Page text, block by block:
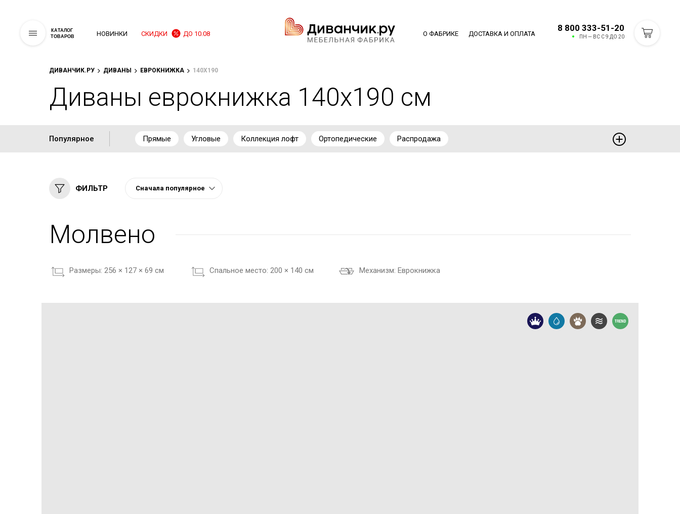
КАТАЛОГ
ТОВАРОВ
НОВИНКИ СКИДКИ ДО 10.08 О ФАБРИКЕ ДОСТАВКА И ОПЛАТА
8 800 333-51-20
ПН — ВС С 9 ДО 20
ДИВАНЧИК.РУ ДИВАНЫ ЕВРОКНИЖКА 140Х190
Диваны еврокнижка 140х190 см
Популярное Прямые Угловые Коллекция лофт Ортопедические Распродажа
ФИЛЬТР
Молвено
Размеры: 256 × 127 × 69 см Cпальное место: 200 × 140 см Механизм: Еврокнижка